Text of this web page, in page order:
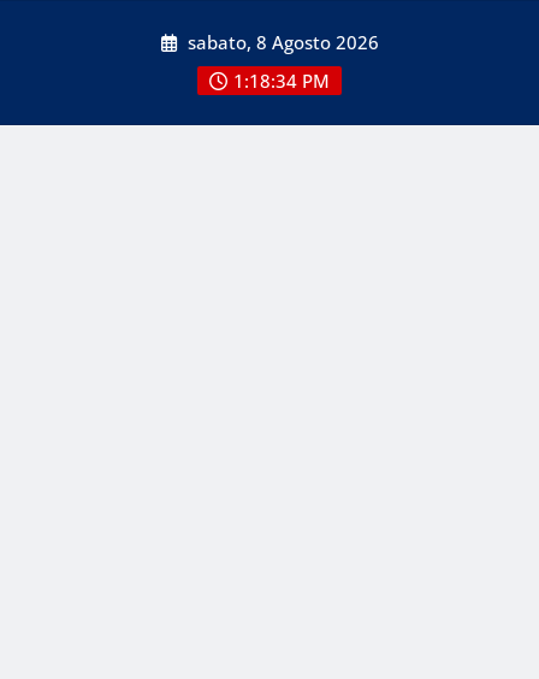
sabato, 8 Agosto 2026
1:18:34 PM